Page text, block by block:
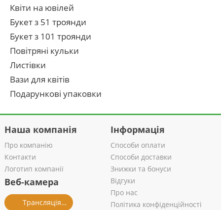
Квіти на ювілей
Букет з 51 троянди
Букет з 101 троянди
Повітряні кульки
Листівки
Вази для квітів
Подарункові упаковки
Наша компанія
Про компанію
Контакти
Логотип компанії
Веб-камера
Трансляція із салону
Інформація
Способи оплати
Способи доставки
Знижки та бонуси
Відгуки
Про нас
Політика конфіденційності